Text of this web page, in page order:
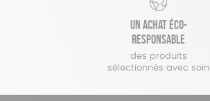
Un achat éco-
responsable
des produits
sélectionnés avec soin